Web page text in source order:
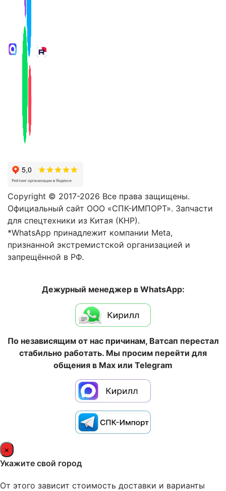
Copyright © 2017-2026 Все права защищены.
Официальный сайт ООО «СПК-ИМПОРТ». Запчасти
для спецтехники из Китая (КНР).
*WhatsApp принадлежит компании Meta,
признанной экстремистской организацией и
запрещённой в РФ.
Дежурный менеджер в WhatsApp:
По независящим от нас причинам, Ватсап перестал
стабильно работать. Мы просим перейти для
общения в Max или Telegram
×
Укажите свой город
От этого зависит стоимость доставки и варианты